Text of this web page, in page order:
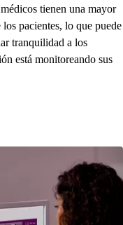
tienen una mayor
pacientes, lo que puede
tranquilidad a los
está monitoreando sus